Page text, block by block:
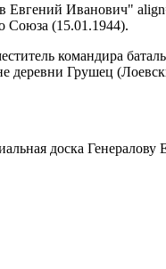
Евгений Иванович"
Союза (15.01.1944).
командира
Грушец
доска